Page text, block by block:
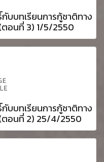
บบทเรียนการกู้ชาติทาง
อนที่ 3) 1/5/2550
บบทเรียนการกู้ชาติทาง
อนที่ 2) 25/4/2550